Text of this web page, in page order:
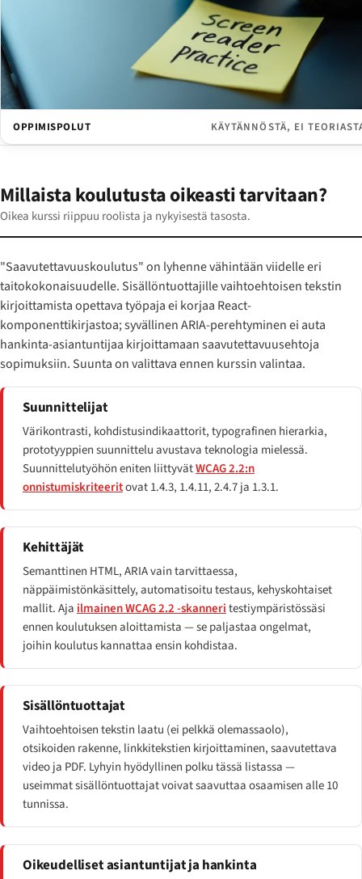
OPPIMISPOLUT KÄYTÄNNÖSTÄ, EI
Millaista koulutusta oikeasti tarvitaan?
Oikea kurssi riippuu roolista ja nykyisestä tasosta.
"Saavutettavuuskoulutus" on lyhenne vähintään viidelle eri
taitokokonaisuudelle. Sisällöntuottajille vaihtoehtoisen tekstin
kirjoittamista opettava työpaja ei korjaa React-
komponenttikirjastoa; syvällinen ARIA-perehtyminen ei auta
hankinta-asiantuntijaa kirjoittamaan saavutettavuusehtoja
sopimuksiin. Suunta on valittava ennen kurssin valintaa.
Suunnittelijat
Värikontrasti, kohdistusindikaattorit, typografinen hierarkia,
prototyyppien suunnittelu avustava teknologia mielessä.
Suunnittelutyöhön eniten liittyvätWCAG 2.2:n
onnistumiskriteeritovat 1.4.3, 1.4.11, 2.4.7 ja 1.3.1.
Kehittäjät
Semanttinen HTML, ARIA vain tarvittaessa,
näppäimistönkäsittely, automatisoitu testaus, kehyskohtaiset
mallit. Ajailmainen WCAG 2.2 -skanneritestiympäristössäsi
ennen koulutuksen aloittamista — se paljastaa ongelmat,
joihin koulutus kannattaa ensin kohdistaa.
Sisällöntuottajat
Vaihtoehtoisen tekstin laatu (ei pelkkä olemassaolo),
otsikoiden rakenne, linkkitekstien kirjoittaminen, saavutettava
video ja PDF. Lyhyin hyödyllinen polku tässä listassa —
useimmat sisällöntuottajat voivat saavuttaa osaamisen alle 10
tunnissa.
Oikeudelliset asiantuntijat ja hankinta